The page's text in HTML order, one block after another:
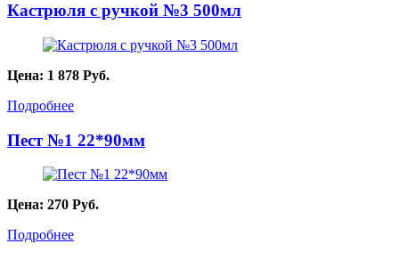
Кастрюля с ручкой №3 500мл
Цена: 1 878 Руб.
Подробнее
Пест №1 22*90мм
Цена: 270 Руб.
Подробнее